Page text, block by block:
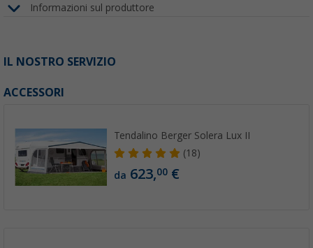
Informazioni sul produttore
IL NOSTRO SERVIZIO
ACCESSORI
Tendalino Berger Solera Lux II
(18)
da 623,00 €